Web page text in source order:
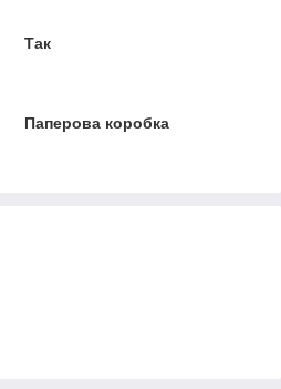
Так
Паперова коробка